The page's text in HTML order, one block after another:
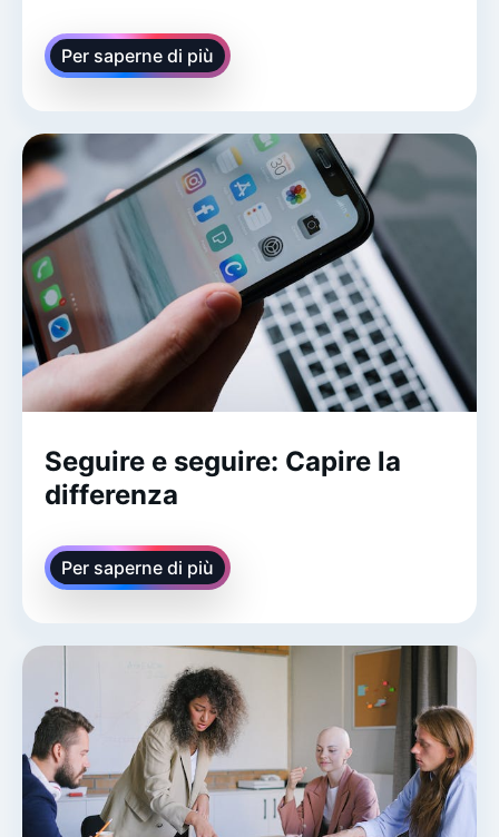
Per saperne di più
Seguire e seguire: Capire la
differenza
Per saperne di più